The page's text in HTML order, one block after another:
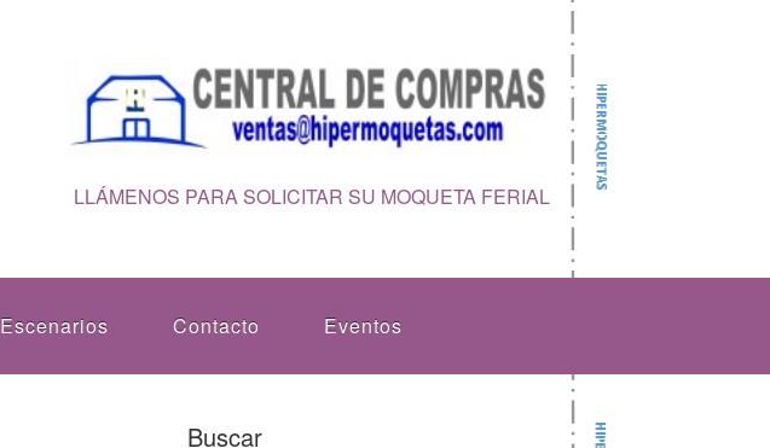
LLÁMENOS PARA SOLICITAR SU MOQUETA FERIAL
Escenarios Contacto Eventos
Buscar